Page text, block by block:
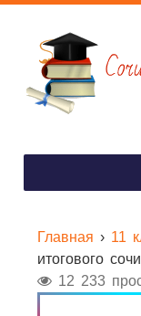
Главная › 11
итогового
12 233